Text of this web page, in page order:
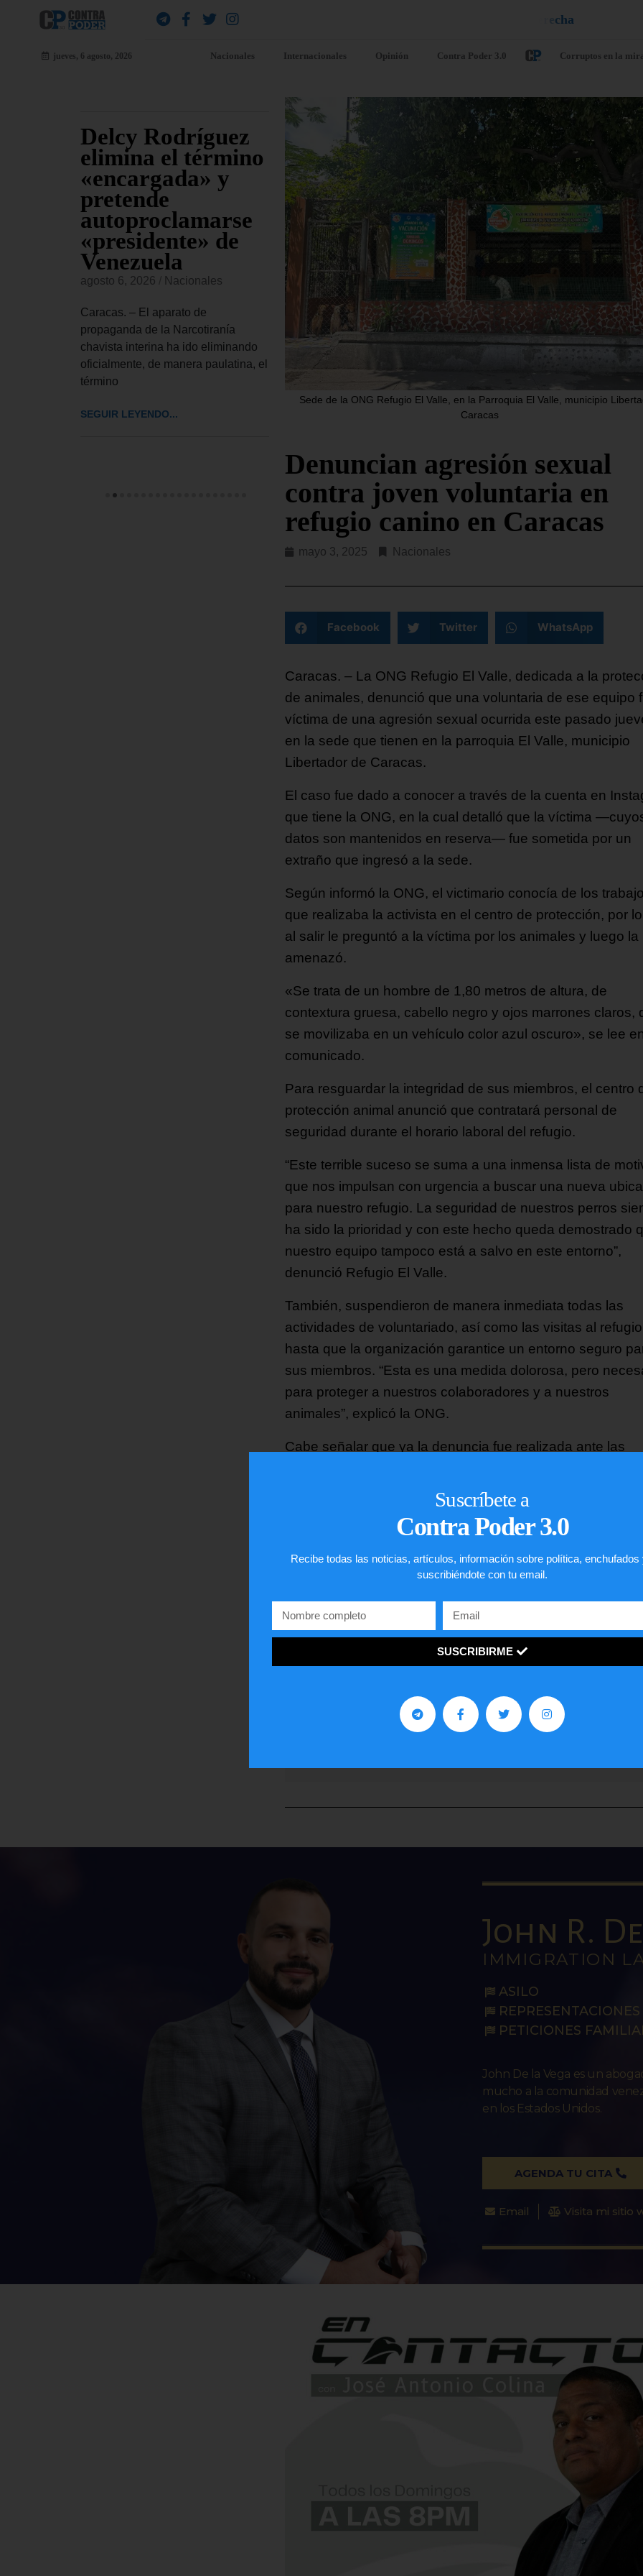
jueves, 6 agosto, 2026 Nacionales Internacionales Opinión Contra Poder 3.0 Corruptos en la
Delcy Rodríguez
elimina el término
«encargada» y
pretende
autoproclamarse
«presidente» de
Venezuela
agosto 6, 2026 Nacionales
Caracas. – El aparato de
propaganda de la Narcotiranía
chavista interina ha ido eliminando
oficialmente, de manera paulatina, el
término
SEGUIR LEYENDO...
Continúan
protestas por
fallas eléctricas en
Carabobo:
vecinos del Prebo
se alzaron
agosto 6, 2026 Nacionales
Caracas. – Las protestas en el
estado Carabobo, especialmente en
la capital de la entidad, Valencia, por
el tema de
SEGUIR LEYENDO...
Llegó al país
comisión de la
ilegítima AN
2015 para
dialogar con el
chavismo
agosto 6, 2026
Caracas. – La comisión de
ilegítima Asamblea
2015, que preside Dinorah
aterrizó en la tarde de
Sede de la ONG Refugio El Valle, en la Parroquia El Valle, municipio
Caracas
Denuncian agresión sexual
contra joven voluntaria en
refugio canino en Caracas
mayo 3, 2025 Nacionales
Facebook Twitter WhatsApp
Caracas. – La ONG Refugio El Valle, dedicada a la
de animales, denunció que una voluntaria de ese equipo
víctima de una agresión sexual ocurrida este pasado
en la sede que tienen en la parroquia El Valle, municipio
Libertador de Caracas.
El caso fue dado a conocer a través de la cuenta en
que tiene la ONG, en la cual detalló que la víctima
datos son mantenidos en reserva— fue sometida por un
extraño que ingresó a la sede.
Según informó la ONG, el victimario conocía de los
que realizaba la activista en el centro de protección, por
al salir le preguntó a la víctima por los animales y luego la
amenazó.
«Se trata de un hombre de 1,80 metros de altura, de
contextura gruesa, cabello negro y ojos marrones claros,
se movilizaba en un vehículo color azul oscuro», se lee
comunicado.
Para resguardar la integridad de sus miembros, el centro
protección animal anunció que contratará personal de
seguridad durante el horario laboral del refugio.
“Este terrible suceso se suma a una inmensa lista de
que nos impulsan con urgencia a buscar una nueva
para nuestro refugio. La seguridad de nuestros perros
ha sido la prioridad y con este hecho queda demostrado
nuestro equipo tampoco está a salvo en este entorno”,
denunció Refugio El Valle.
También, suspendieron de manera inmediata todas las
actividades de voluntariado, así como las visitas al
hasta que la organización garantice un entorno seguro
sus miembros. “Esta es una medida dolorosa, pero
para proteger a nuestros colaboradores y a nuestros
animales”, explicó la ONG.
Cabe señalar que ya la denuncia fue realizada ante las
¡ Compa
Contra Poder 3.0
entrevistas, enfocado en las ideas de la derecha y en dar
ventana a los jóvenes con una visión innovadora sobre la
economía y política de países como Estados Unidos y
John R.
IMMIGRATION
ASILO
PETICIONES
John De la Vega es un
mucho a la comunidad
en los Estados Unidos.
AGENDA TU CITA
Email Visita mi sitio
Suscríbete a
Contra Poder 3.0
Recibe todas las noticias, artículos, información sobre política, enchufados
suscribiéndote con tu email.
SUSCRIBIRME